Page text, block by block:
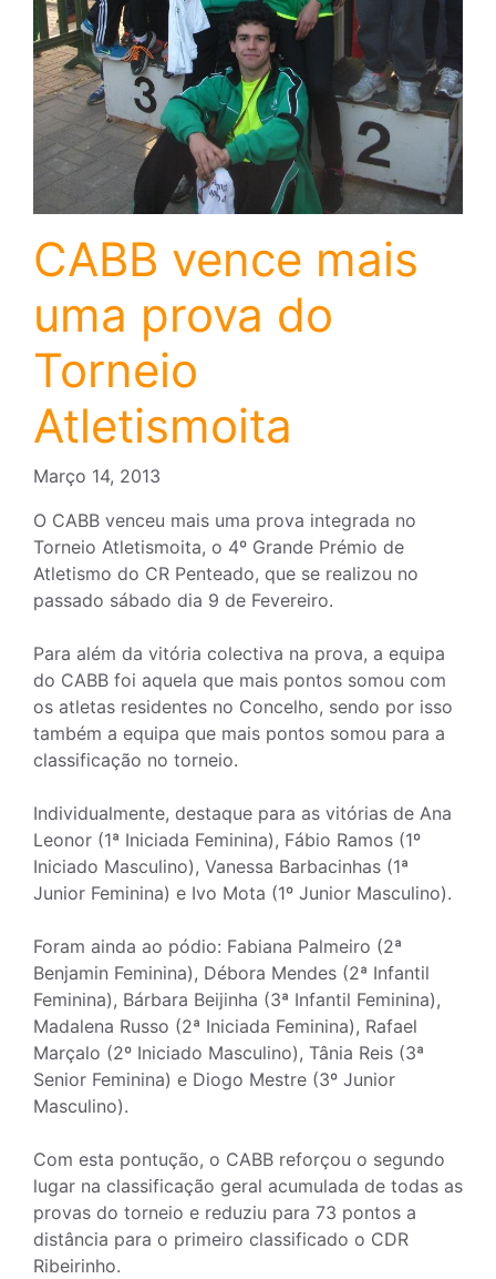
CABB vence mais
uma prova do
Torneio
Atletismoita
Março 14, 2013
O CABB venceu mais uma prova integrada no
Torneio Atletismoita, o 4º Grande Prémio de
Atletismo do CR Penteado, que se realizou no
passado sábado dia 9 de Fevereiro.
Para além da vitória colectiva na prova, a equipa
do CABB foi aquela que mais pontos somou com
os atletas residentes no Concelho, sendo por isso
também a equipa que mais pontos somou para a
classificação no torneio.
Individualmente, destaque para as vitórias de Ana
Leonor (1ª Iniciada Feminina), Fábio Ramos (1º
Iniciado Masculino), Vanessa Barbacinhas (1ª
Junior Feminina) e Ivo Mota (1º Junior Masculino).
Foram ainda ao pódio: Fabiana Palmeiro (2ª
Benjamin Feminina), Débora Mendes (2ª Infantil
Feminina), Bárbara Beijinha (3ª Infantil Feminina),
Madalena Russo (2ª Iniciada Feminina), Rafael
Marçalo (2º Iniciado Masculino), Tânia Reis (3ª
Senior Feminina) e Diogo Mestre (3º Junior
Masculino).
Com esta pontução, o CABB reforçou o segundo
lugar na classificação geral acumulada de todas as
provas do torneio e reduziu para 73 pontos a
distância para o primeiro classificado o CDR
Ribeirinho.